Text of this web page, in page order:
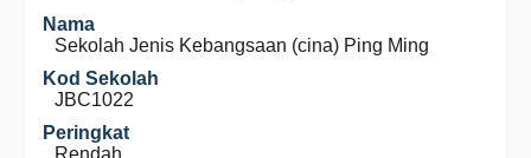
Nama
Sekolah Jenis Kebangsaan (cina) Ping Ming
Kod Sekolah
JBC1022
Peringkat
Rendah